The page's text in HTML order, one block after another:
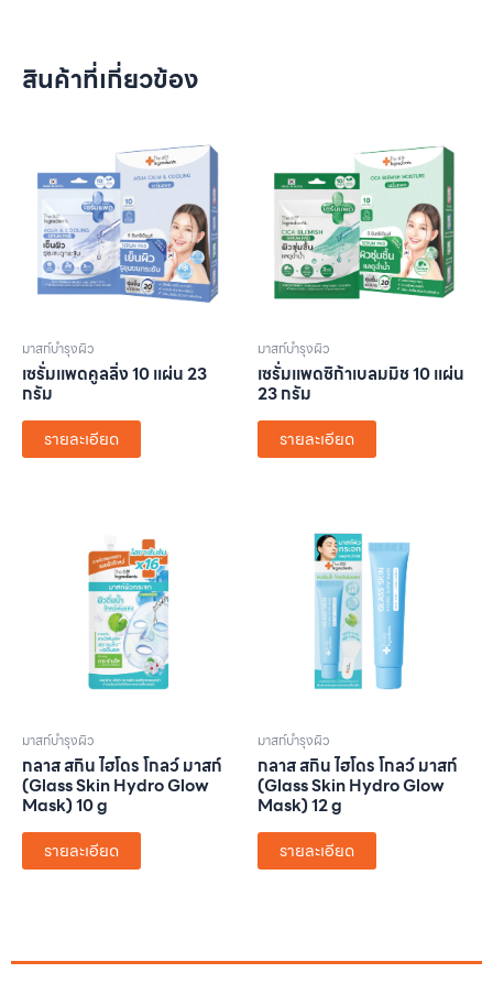
สินค้าที่เกี่ยวข้อง
มาสก์บำรุงผิว
เซรั่มแพดคูลลิ่ง 10 แผ่น 23
กรัม
รายละเอียด
มาสก์บำรุงผิว
เซรั่มแพดซิก้าเบลมมิช 10 แผ่น
23 กรัม
รายละเอียด
มาสก์บำรุงผิว
กลาส สกิน ไฮโดร โกลว์ มาสก์
(Glass Skin Hydro Glow
Mask) 10 g
รายละเอียด
มาสก์บำรุงผิว
กลาส สกิน ไฮโดร โกลว์ มาสก์
(Glass Skin Hydro Glow
Mask) 12 g
รายละเอียด